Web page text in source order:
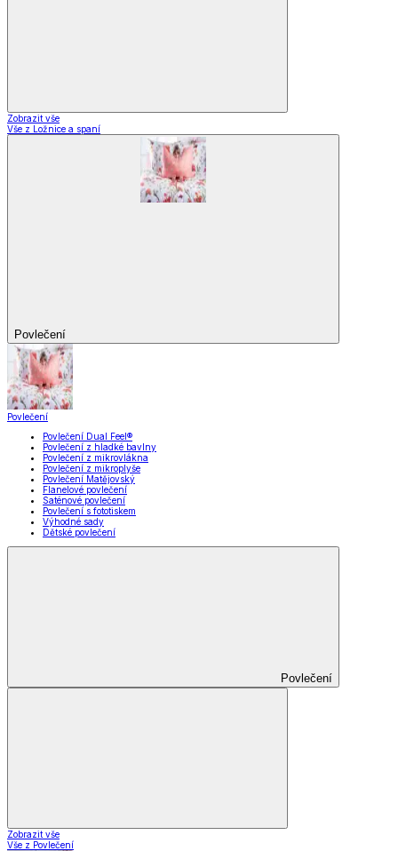
Zobrazit vše
Vše z Ložnice a spaní
Povlečení
Povlečení
Povlečení Dual Feel®
Povlečení z hladké bavlny
Povlečení z mikrovlákna
Povlečení z mikroplyše
Povlečení Matějovský
Flanelové povlečení
Saténové povlečení
Povlečení s fototiskem
Výhodné sady
Dětské povlečení
Povlečení
Zobrazit vše
Vše z Povlečení